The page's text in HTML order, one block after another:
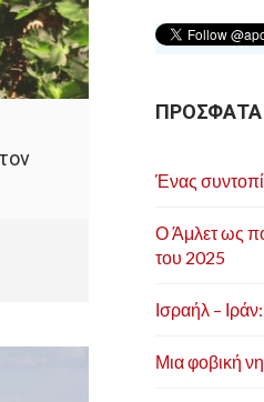
Ένας
Ο Άμλετ ως
του 2025
Ισραήλ –
Μια φοβική